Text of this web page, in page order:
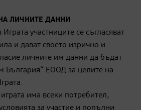
ЛИЧНИТЕ ДАННИ
Играта участниците се съгласяват
и дават своето изрично и
личните им данни да бъдат
България“ ЕООД за целите на
играта има всеки потребител,
за участие и попълни